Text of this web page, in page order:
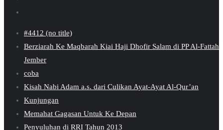
#4412 (no title)
Berziarah Ke Maqbarah Kiai Haji Dhofir Salam di PP Al-Fattah
Jember
coba
Kisah Nabi Adam a.s. dari Culikan Ayat-Ayat Al-Qur’an
Kunjungan
Memahat Gagasan Untuk Ke Depan
Penyuluhan di RRI Tahun 2013